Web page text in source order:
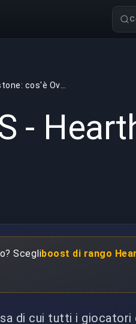
-
Scegliboost di rango
di cui tutti i